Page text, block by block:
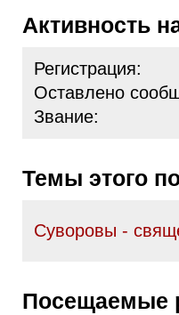
Активность
Регистрация:
Оставлено
Звание:
Темы этого
Суворовы -
Посещаемые